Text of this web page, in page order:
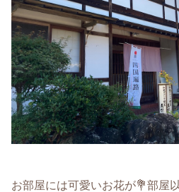
お部屋には可愛いお花が💐部屋